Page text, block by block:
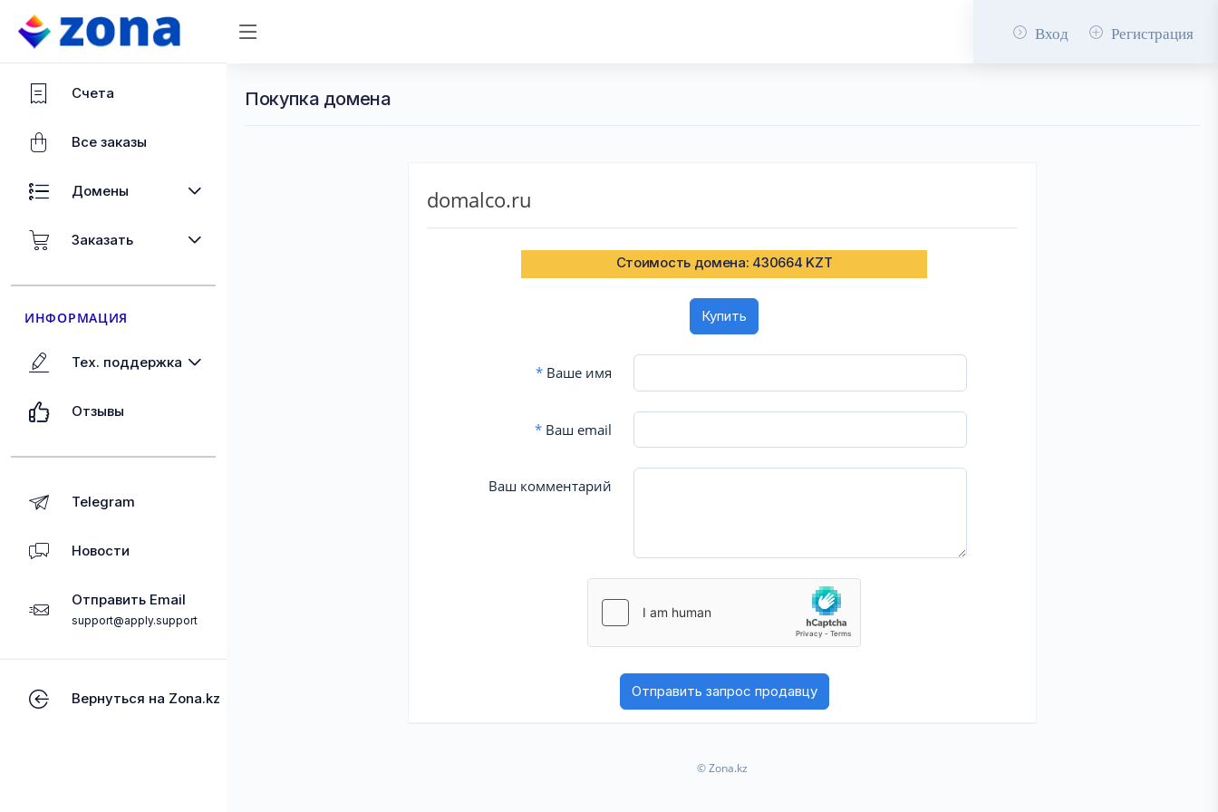
Вход Регистрация
Счета
Все заказы
Домены
Заказать
ИНФОРМАЦИЯ
Тех. поддержка
Отзывы
Telegram
Новости
Отправить Email
support@apply.support
Вернуться на Zona.kz
Покупка домена
domalco.ru
Стоимость домена: 430664 KZT
Купить
*Ваше имя
*Ваш email
Ваш комментарий
© Zona.kz